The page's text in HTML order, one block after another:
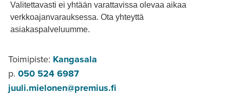
Valitettavasti ei yhtään varattavissa olevaa aikaa
verkkoajanvarauksessa. Ota yhteyttä
asiakaspalveluumme.
Toimipiste: Kangasala
p. 050 524 6987
juuli.mielonen@premius.fi